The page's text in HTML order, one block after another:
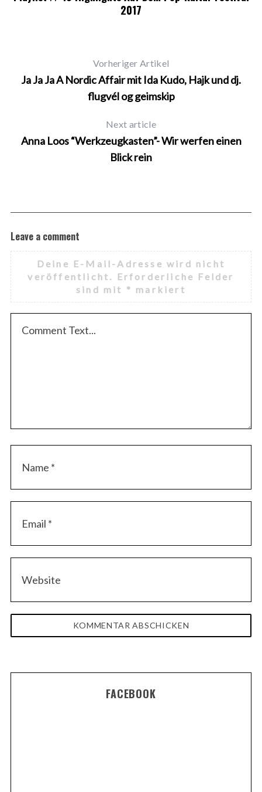
2017
Vorheriger Artikel
Ja Ja Ja A Nordic Affair mit Ida Kudo, Hajk und dj.
flugvél og geimskip
Next article
Anna Loos “Werkzeugkasten”- Wir werfen einen
Blick rein
Leave a comment
Deine E-Mail-Adresse wird nicht
veröffentlicht.
Erforderliche Felder
sind mit * markiert
FACEBOOK